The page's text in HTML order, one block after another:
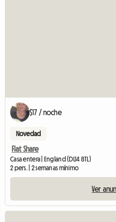
$17 / noche
Novedad
Flat Share
Casa entera | England (DL14 8TL)
2 pers. | 2 semanas mínimo
Ver